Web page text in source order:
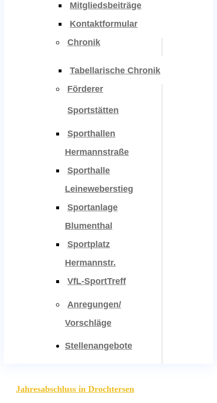
Mitgliedsbeiträge
Kontaktformular
Chronik
Tabellarische Chronik
Förderer
Sportstätten
Sporthallen
Hermannstraße
Sporthalle
Leineweberstieg
Sportanlage
Blumenthal
Sportplatz
Hermannstr.
VfL-SportTreff
Anregungen/
Vorschläge
Stellenangebote
Jahresabschluss in Drochtersen